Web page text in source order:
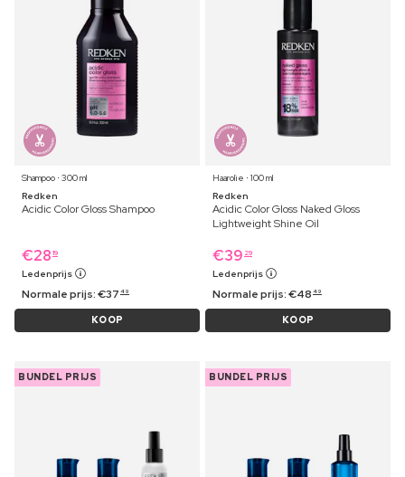
Shampoo ⋅ 300 ml
Redken
Acidic Color Gloss Shampoo
€28 19
Ledenprijs
Normale prijs:€37 49
KOOP
Haarolie ⋅ 100 ml
Redken
Acidic Color Gloss Naked Gloss
Lightweight Shine Oil
€39 29
Ledenprijs
Normale prijs:€48 49
KOOP
BUNDEL PRIJS BUNDEL PRIJS